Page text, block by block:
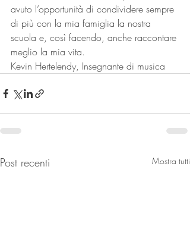
avuto l’opportunità di condividere sempre
di più con la mia famiglia la nostra
scuola e, così facendo, anche raccontare
meglio la mia vita.
Kevin Hertelendy, Insegnante di musica
Post recenti Mostra tutti